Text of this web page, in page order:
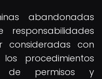
abandonadas
consideradas con
procedimientos
de permisos y